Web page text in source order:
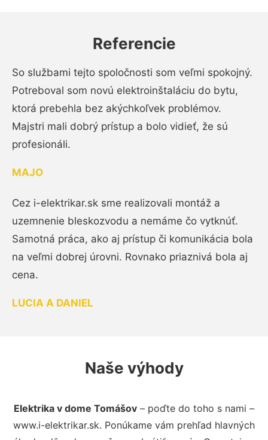
Referencie
So službami tejto spoločnosti som veľmi spokojný.
Potreboval som novú elektroinštaláciu do bytu,
ktorá prebehla bez akýchkoľvek problémov.
Majstri mali dobrý prístup a bolo vidieť, že sú
profesionáli.
MAJO
Cez i-elektrikar.sk sme realizovali montáž a
uzemnenie bleskozvodu a nemáme čo vytknúť.
Samotná práca, ako aj prístup či komunikácia bola
na veľmi dobrej úrovni. Rovnako priaznivá bola aj
cena.
LUCIA A DANIEL
Naše výhody
Elektrika v dome Tomášov – poďte do toho s nami –
www.i-elektrikar.sk. Ponúkame vám prehľad hlavných